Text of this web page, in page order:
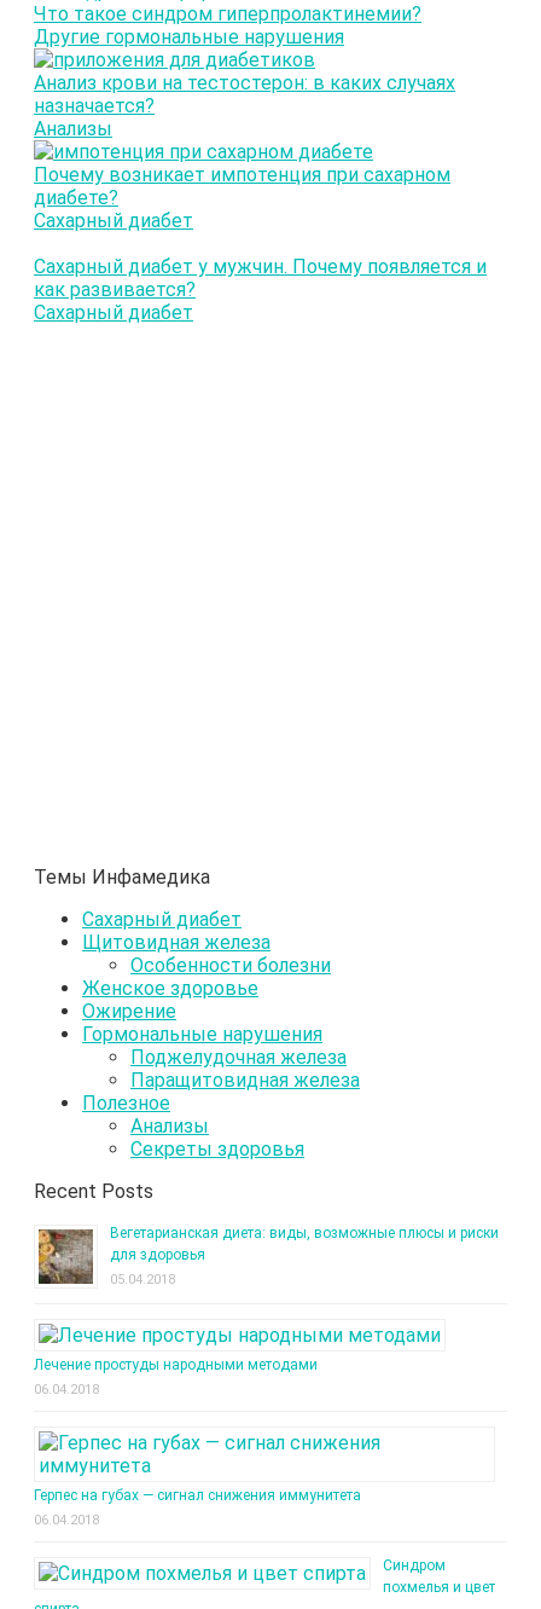
Что такое синдром гиперпролактинемии?
Другие гормональные нарушения
Анализ крови на тестостерон: в каких случаях
назначается?
Анализы
Почему возникает импотенция при сахарном
диабете?
Сахарный диабет
Сахарный диабет у мужчин. Почему появляется и
как развивается?
Сахарный диабет
Темы Инфамедика
Сахарный диабет
Щитовидная железа
Особенности болезни
Женское здоровье
Ожирение
Гормональные нарушения
Поджелудочная железа
Паращитовидная железа
Полезное
Анализы
Секреты здоровья
Recent Posts
Вегетарианская диета: виды, возможные плюсы и риски
для здоровья
05.04.2018
Лечение простуды народными методами
06.04.2018
Герпес на губах — сигнал снижения иммунитета
06.04.2018
Синдром
похмелья и цвет